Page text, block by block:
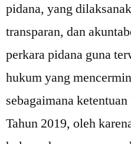
pidana, yang
transparan, dan
perkara pidana guna
hukum yang
sebagaimana
Tahun 2019, oleh